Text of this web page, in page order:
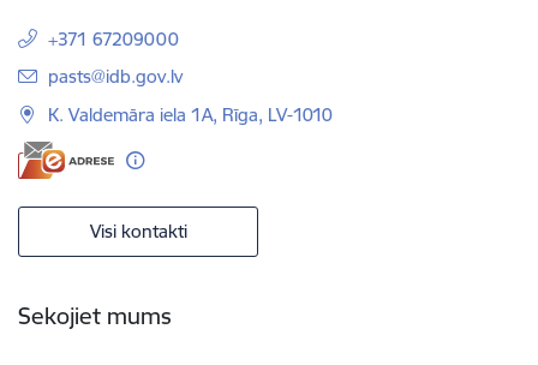
+371 67209000
E-pasts:
pasts@idb.gov.lv
K. Valdemāra iela 1A, Rīga, LV-1010
Visi kontakti
Sekojiet mums